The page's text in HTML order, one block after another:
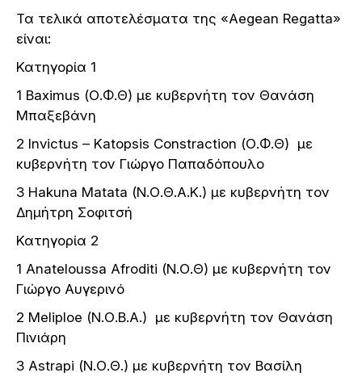
Τα τελικά αποτελέσματα της «Aegean Regatta»
είναι:
Κατηγορία 1
1 Baximus (Ο.Φ.Θ) με κυβερνήτη τον Θανάση
Μπαξεβάνη
2 Ιnvictus – Katopsis Constraction (Ο.Φ.Θ) με
κυβερνήτη τον Γιώργο Παπαδόπουλο
3 Hakuna Matata (Ν.Ο.Θ.Α.Κ.) με κυβερνήτη τον
Δημήτρη Σοφιτσή
Κατηγορία 2
1 Αnateloussa Afroditi (Ν.Ο.Θ) με κυβερνήτη τον
Γιώργο Αυγερινό
2 Μeliploe (Ν.Ο.Β.Α.) με κυβερνήτη τον Θανάση
Πινιάρη
3 Astrapi (Ν.Ο.Θ.) με κυβερνήτη τον Βασίλη